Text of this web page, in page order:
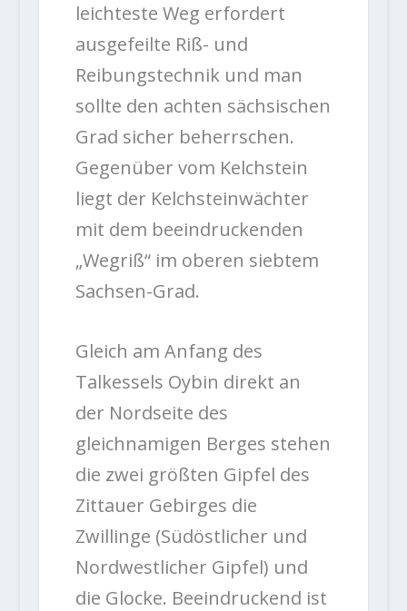
leichteste Weg erfordert
ausgefeilte Riß- und
Reibungstechnik und man
sollte den achten sächsischen
Grad sicher beherrschen.
Gegenüber vom Kelchstein
liegt der Kelchsteinwächter
mit dem beeindruckenden
„Wegriß“ im oberen siebtem
Sachsen-Grad.
Gleich am Anfang des
Talkessels Oybin direkt an
der Nordseite des
gleichnamigen Berges stehen
die zwei größten Gipfel des
Zittauer Gebirges die
Zwillinge (Südöstlicher und
Nordwestlicher Gipfel) und
die Glocke. Beeindruckend ist